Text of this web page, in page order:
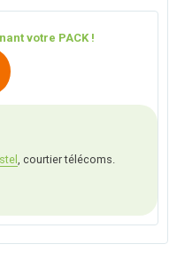
votre PACK !
, courtier télécoms.